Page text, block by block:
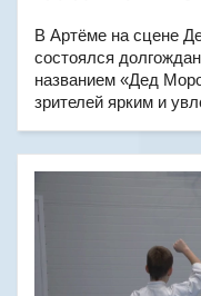
В Артёме на сцене
состоялся
названием «Дед
зрителей ярким и